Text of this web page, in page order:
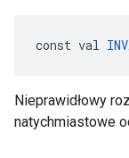
const val
Nieprawidłowy
natychmiastowe